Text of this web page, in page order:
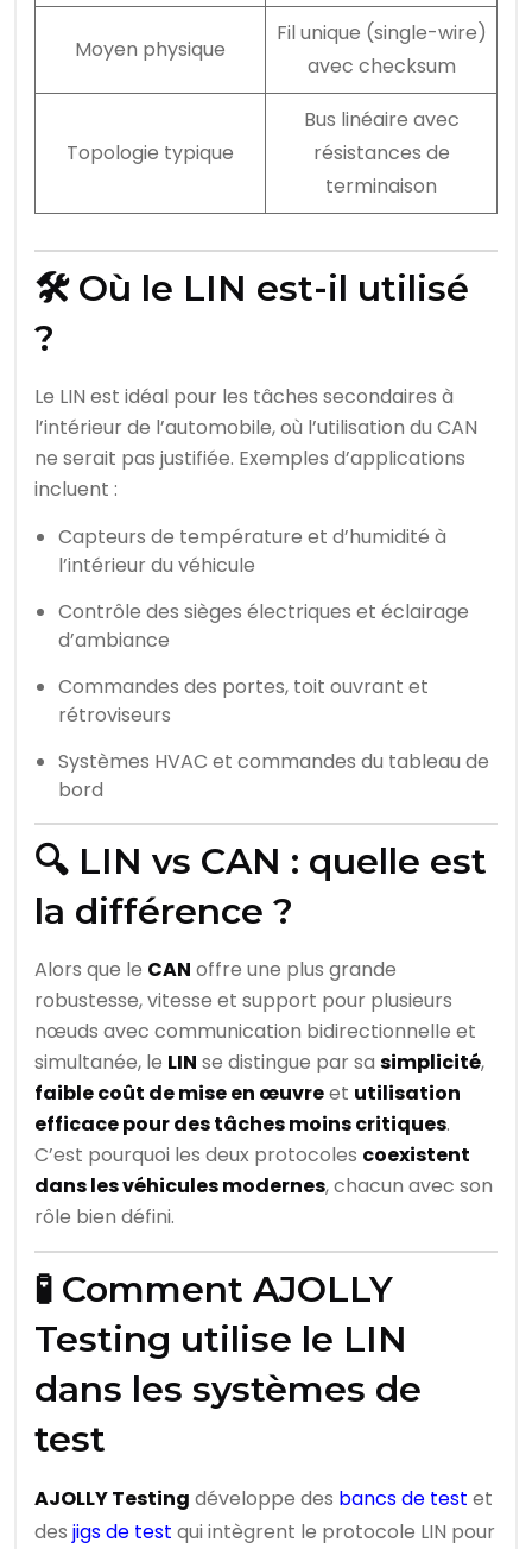
Moyen physique
Fil unique (single-wire)
avec checksum
Topologie typique
Bus linéaire avec
résistances de
terminaison
🛠️ Où le LIN est-il utilisé
?
Le LIN est idéal pour les tâches secondaires à
l’intérieur de l’automobile, où l’utilisation du CAN
ne serait pas justifiée. Exemples d’applications
incluent :
Capteurs de température et d’humidité à
l’intérieur du véhicule
Contrôle des sièges électriques et éclairage
d’ambiance
Commandes des portes, toit ouvrant et
rétroviseurs
Systèmes HVAC et commandes du tableau de
bord
🔍 LIN vs CAN : quelle est
la différence ?
Alors que le CAN offre une plus grande
robustesse, vitesse et support pour plusieurs
nœuds avec communication bidirectionnelle et
simultanée, le LIN se distingue par sa simplicité,
faible coût de mise en œuvreet utilisation
efficace pour des tâches moins critiques.
C’est pourquoi les deux protocoles coexistent
dans les véhicules modernes, chacun avec son
rôle bien défini.
🧪 Comment AJOLLY
Testing utilise le LIN
dans les systèmes de
test
AJOLLY Testing développe des bancs de test et
des jigs de test qui intègrent le protocole LIN pour